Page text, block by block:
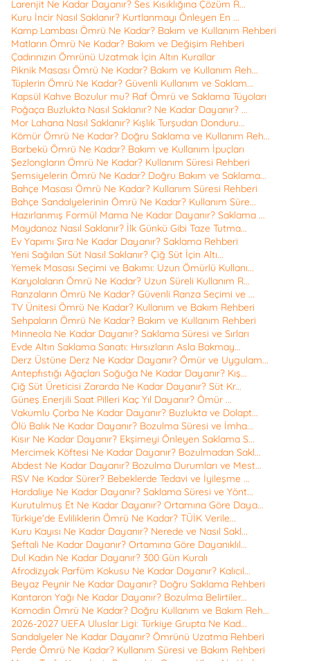
Larenjit Ne Kadar Dayanır? Ses Kısıklığına Çözüm R...
Kuru İncir Nasıl Saklanır? Kurtlanmayı Önleyen En ...
Kamp Lambası Ömrü Ne Kadar? Bakım ve Kullanım Rehberi
Matların Ömrü Ne Kadar? Bakım ve Değişim Rehberi
Çadırınızın Ömrünü Uzatmak İçin Altın Kurallar
Piknik Masası Ömrü Ne Kadar? Bakım ve Kullanım Reh...
Tüplerin Ömrü Ne Kadar? Güvenli Kullanım ve Saklam...
Kapsül Kahve Bozulur mu? Raf Ömrü ve Saklama Tüyoları
Poğaça Buzlukta Nasıl Saklanır? Ne Kadar Dayanır? ...
Mor Lahana Nasıl Saklanır? Kışlık Turşudan Donduru...
Kömür Ömrü Ne Kadar? Doğru Saklama ve Kullanım Reh...
Barbekü Ömrü Ne Kadar? Bakım ve Kullanım İpuçları
Şezlongların Ömrü Ne Kadar? Kullanım Süresi Rehberi
Şemsiyelerin Ömrü Ne Kadar? Doğru Bakım ve Saklama...
Bahçe Masası Ömrü Ne Kadar? Kullanım Süresi Rehberi
Bahçe Sandalyelerinin Ömrü Ne Kadar? Kullanım Süre...
Hazırlanmış Formül Mama Ne Kadar Dayanır? Saklama ...
Maydanoz Nasıl Saklanır? İlk Günkü Gibi Taze Tutma...
Ev Yapımı Şıra Ne Kadar Dayanır? Saklama Rehberi
Yeni Sağılan Süt Nasıl Saklanır? Çiğ Süt İçin Altı...
Yemek Masası Seçimi ve Bakımı: Uzun Ömürlü Kullanı...
Karyolaların Ömrü Ne Kadar? Uzun Süreli Kullanım R...
Ranzaların Ömrü Ne Kadar? Güvenli Ranza Seçimi ve ...
TV Ünitesi Ömrü Ne Kadar? Kullanım ve Bakım Rehberi
Sehpaların Ömrü Ne Kadar? Bakım ve Kullanım Rehberi
Minneola Ne Kadar Dayanır? Saklama Süresi ve Sırları
Evde Altın Saklama Sanatı: Hırsızların Asla Bakmay...
Derz Üstüne Derz Ne Kadar Dayanır? Ömür ve Uygulam...
Antepfıstığı Ağaçları Soğuğa Ne Kadar Dayanır? Kış...
Çiğ Süt Üreticisi Zararda Ne Kadar Dayanır? Süt Kr...
Güneş Enerjili Saat Pilleri Kaç Yıl Dayanır? Ömür ...
Vakumlu Çorba Ne Kadar Dayanır? Buzlukta ve Dolapt...
Ölü Balık Ne Kadar Dayanır? Bozulma Süresi ve İmha...
Kısır Ne Kadar Dayanır? Ekşimeyi Önleyen Saklama S...
Mercimek Köftesi Ne Kadar Dayanır? Bozulmadan Sakl...
Abdest Ne Kadar Dayanır? Bozulma Durumları ve Mest...
RSV Ne Kadar Sürer? Bebeklerde Tedavi ve İyileşme ...
Hardaliye Ne Kadar Dayanır? Saklama Süresi ve Yönt...
Kurutulmuş Et Ne Kadar Dayanır? Ortamına Göre Daya...
Türkiye'de Evliliklerin Ömrü Ne Kadar? TÜİK Verile...
Kuru Kayısı Ne Kadar Dayanır? Nerede ve Nasıl Sakl...
Şeftali Ne Kadar Dayanır? Ortamına Göre Dayanıklıl...
Dul Kadın Ne Kadar Dayanır? 300 Gün Kuralı
Afrodizyak Parfüm Kokusu Ne Kadar Dayanır? Kalıcıl...
Beyaz Peynir Ne Kadar Dayanır? Doğru Saklama Rehberi
Kantaron Yağı Ne Kadar Dayanır? Bozulma Belirtiler...
Komodin Ömrü Ne Kadar? Doğru Kullanım ve Bakım Reh...
2026-2027 UEFA Uluslar Ligi: Türkiye Grupta Ne Kad...
Sandalyeler Ne Kadar Dayanır? Ömrünü Uzatma Rehberi
Perde Ömrü Ne Kadar? Kullanım Süresi ve Bakım Rehberi